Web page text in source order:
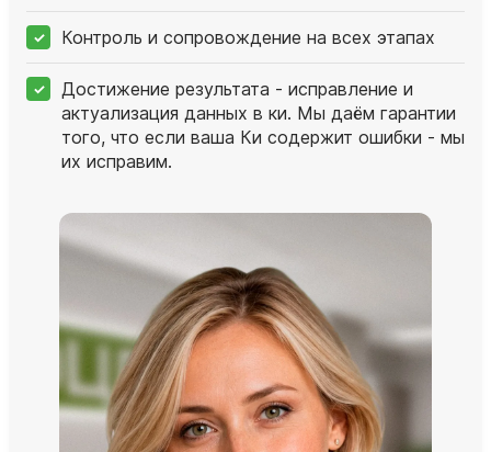
Контроль и сопровождение на всех этапах
Достижение результата - исправление и
актуализация данных в ки. Мы даём гарантии
того, что если ваша Ки содержит ошибки - мы
их исправим.